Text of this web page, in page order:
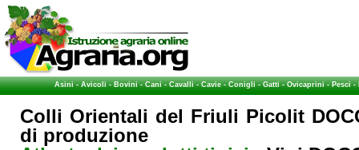
Asini-Avicoli-Bovini-Cani-Cavalli-Cavie-Conigli-Gatti-Ovicaprini-Pesci-
Colli Orientali del Friuli Picolit
di produzione